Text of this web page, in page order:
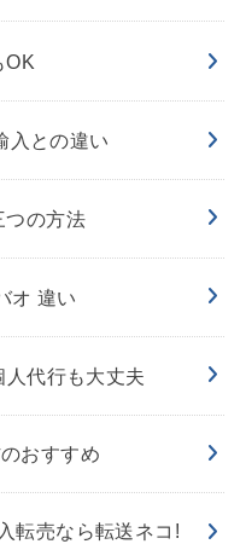
OK
入との違い
つの方法
オ 違い
代行も大丈夫
おすすめ
転売なら転送ネコ!